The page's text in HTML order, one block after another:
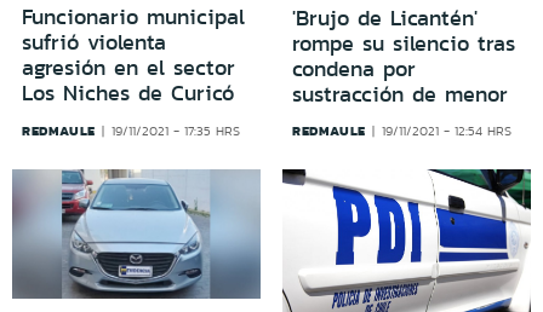
Funcionario municipal
sufrió violenta
agresión en el sector
Los Niches de Curicó
REDMAULE 19/11/2021 - 17:35 HRS
'Brujo de Licantén'
rompe su silencio tras
condena por
sustracción de menor
REDMAULE 19/11/2021 - 12:54 HRS